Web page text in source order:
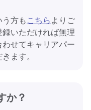
方もこちらよりご
いただければ無理
せてキャリアパー
ます。
か？